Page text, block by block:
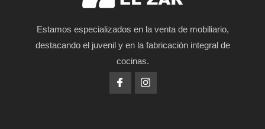
Estamos especializados en la venta de mobiliario,
destacando el juvenil y en la fabricación integral de
cocinas.